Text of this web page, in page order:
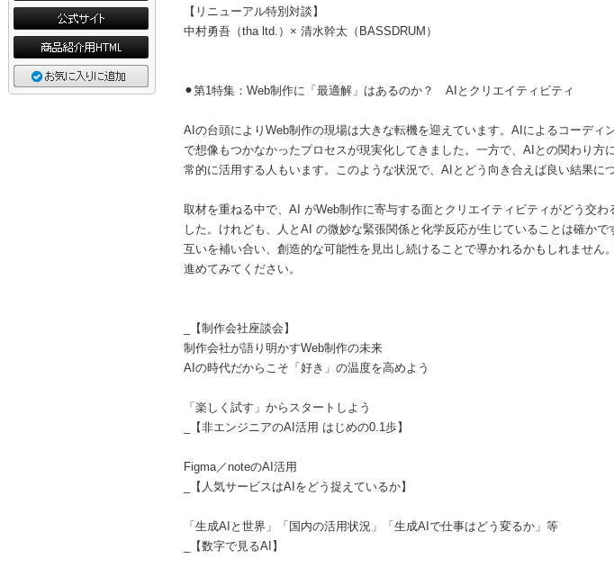
【リニューアル特別対談】
中村勇吾（tha ltd.）× 清水幹太（BASSDRUM）
⚫︎第1特集：Web制作に「最適解」はあるのか？ AIとクリエイティビティ
AIの台頭によりWeb制作の現場は大きな転機を迎えています。AIによるコーディ
で想像もつかなかったプロセスが現実化してきました。一方で、AIとの関わり方
常的に活用する人もいます。このような状況で、AIとどう向き合えば良い結果に
取材を重ねる中で、AI がWeb制作に寄与する面とクリエイティビティがどう交
した。けれども、人とAI の微妙な緊張関係と化学反応が生じていることは確か
互いを補い合い、創造的な可能性を見出し続けることで導かれるかもしれませ
進めてみてください。
_【制作会社座談会】
制作会社が語り明かすWeb制作の未来
AIの時代だからこそ「好き」の温度を高めよう
「楽しく試す」からスタートしよう
_【非エンジニアのAI活用 はじめの0.1歩】
Figma／noteのAI活用
_【人気サービスはAIをどう捉えているか】
「生成AIと世界」「国内の活用状況」「生成AIで仕事はどう変るか」等
_【数字で見るAI】